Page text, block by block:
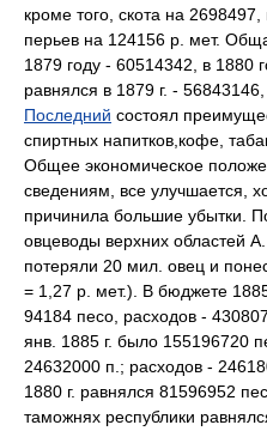
кроме того, скота на
перьев на 124156 р. мет.
1879 году - 60514342, в 1880
равнялся в 1879 г. -
Последний состоял
спиртных напитков,кофе,
Общее экономическое
сведениям, все улучшается,
причинила большие убытки.
овцеводы верхних областей
потеряли 20 мил. овец и
= 1,27 р. мет.). В бюджете
94184 песо, расходов -
янв. 1885 г. было 155196720
24632000 п.; расходов -
1880 г. равнялся 81596952
таможнях республики